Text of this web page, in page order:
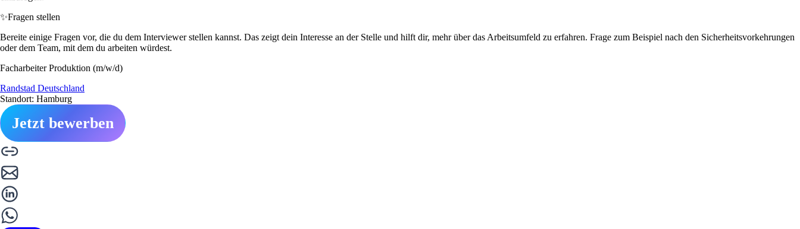
✨Fragen stellen
Bereite einige Fragen vor, die du dem Interviewer stellen kannst. Das zeigt dein Interesse an der Stelle und hilft dir, mehr über das Arbeitsumfeld zu erfahren. Frage zum Beispiel nach den Sicherheitsvorkehrungen
oder dem Team, mit dem du arbeiten würdest.
Facharbeiter Produktion (m/w/d)
Randstad Deutschland
Standort: Hamburg
Jetzt bewerben